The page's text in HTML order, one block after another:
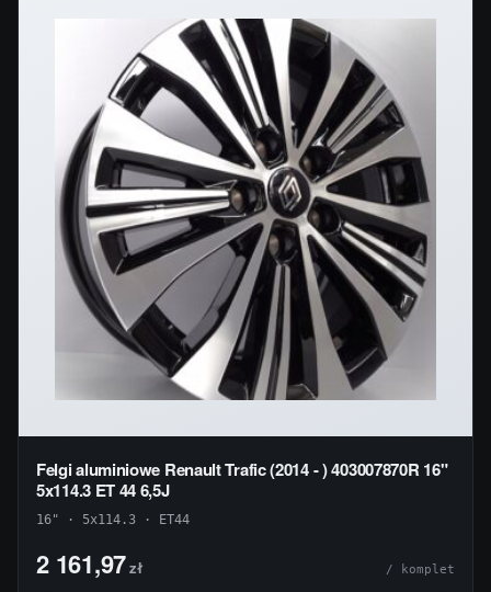
Felgi aluminiowe Renault Trafic (2014 - ) 403007870R 16"
5x114.3 ET 44 6,5J
16" · 5x114.3 · ET44
2 161,97zł / komplet